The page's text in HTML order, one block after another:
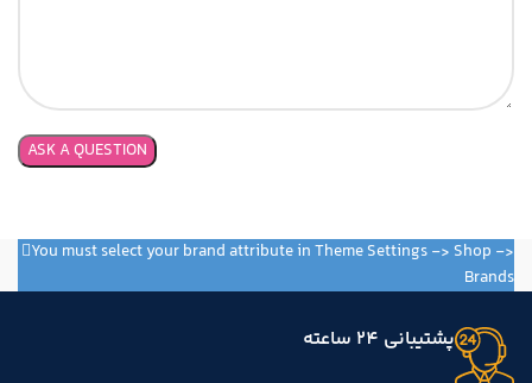
You must select your brand attribute in Theme Settings -> Shop ->
Brands
پشتیبانی 24 ساعته